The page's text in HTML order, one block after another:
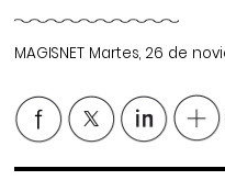
MAGISNET Martes, 26 de